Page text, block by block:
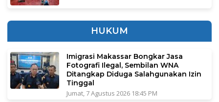
HUKUM
Imigrasi Makassar Bongkar Jasa
Fotografi Ilegal, Sembilan WNA
Ditangkap Diduga Salahgunakan Izin
Tinggal
Jumat, 7 Agustus 2026 18:45 PM